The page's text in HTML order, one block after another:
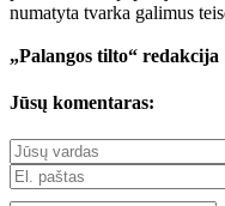
numatyta tvarka galimus
„Palangos tilto“ redakcija
Jūsų komentaras: